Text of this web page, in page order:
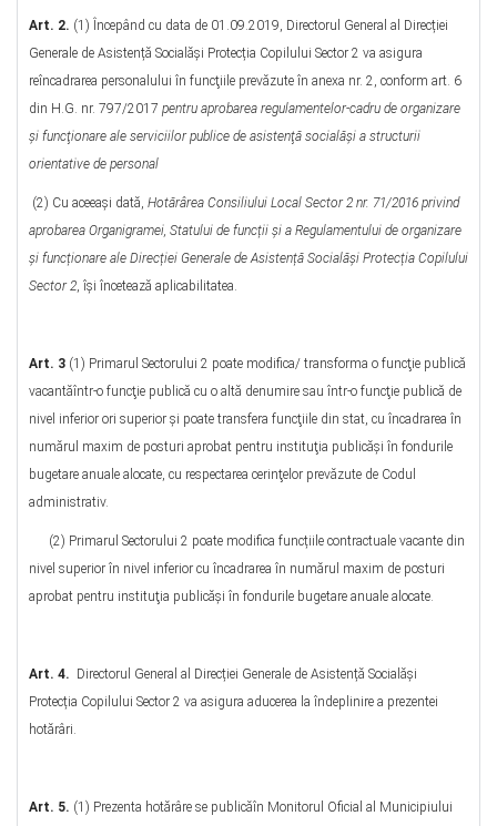
Art. 2. (1) Începând cu data de 01.09.2019, Directorul General al Direcției
Generale de Asistență Socialăși Protecția Copilului Sector 2 va asigura
reîncadrarea personalului în funcţiile prevăzute în anexa nr. 2, conform art. 6
din H.G. nr. 797/2017 pentru aprobarea regulamentelor-cadru de organizare
şi funcţionare ale serviciilor publice de asistenţă socialăşi a structurii
orientative de personal
(2) Cu aceeași dată, Hotărârea Consiliului Local Sector 2 nr. 71/2016 privind
aprobarea Organigramei, Statului de funcții și a Regulamentului de organizare
și funcționare ale Direcției Generale de Asistență Socialăși Protecția Copilului
Sector 2, îşi încetează aplicabilitatea.
Art. 3 (1) Primarul Sectorului 2 poate modifica/ transforma o funcţie publică
vacantăîntr-o funcţie publică cu o altă denumire sau într-o funcţie publică de
nivel inferior ori superior şi poate transfera funcţiile din stat, cu încadrarea în
numărul maxim de posturi aprobat pentru instituţia publicăşi în fondurile
bugetare anuale alocate, cu respectarea cerinţelor prevăzute de Codul
administrativ.
(2) Primarul Sectorului 2 poate modifica funcțiile contractuale vacante din
nivel superior în nivel inferior cu încadrarea în numărul maxim de posturi
aprobat pentru instituţia publicăşi în fondurile bugetare anuale alocate.
Art. 4. Directorul General al Direcției Generale de Asistență Socialăși
Protecția Copilului Sector 2 va asigura aducerea la îndeplinire a prezentei
hotărâri.
Art. 5. (1) Prezenta hotărâre se publicăîn Monitorul Oficial al Municipiului